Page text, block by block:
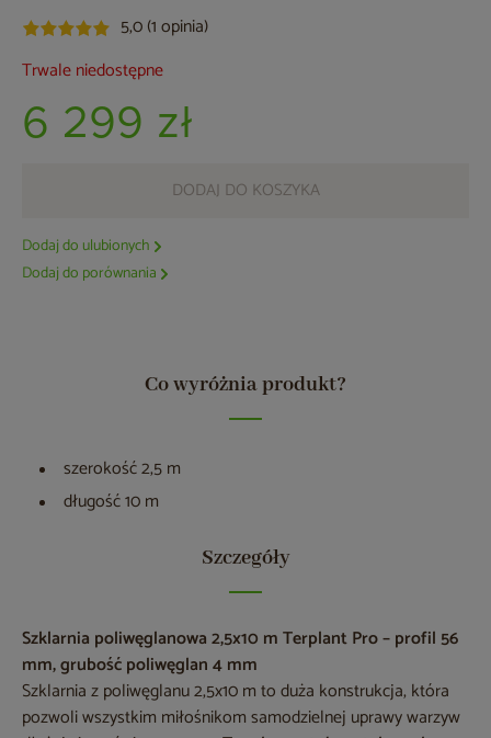
5,0 (1 opinia)
Trwale niedostępne
6 299 zł
DODAJ DO KOSZYKA
Dodaj do ulubionych
Dodaj do porównania
Co wyróżnia produkt?
szerokość 2,5 m
długość 10 m
Szczegóły
Szklarnia poliwęglanowa 2,5x10 m Terplant Pro – profil 56
mm, grubość poliwęglan 4 mm
Szklarnia z poliwęglanu 2,5x10 m to duża konstrukcja, która
pozwoli wszystkim miłośnikom samodzielnej uprawy warzyw